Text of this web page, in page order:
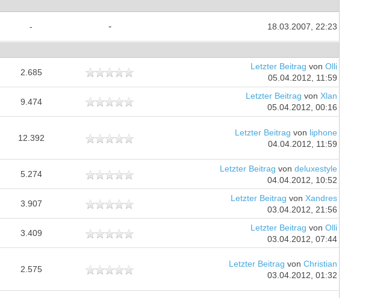
- - 18.03.2007, 22:23
2.685
Letzter Beitrag von Olli
05.04.2012, 11:59
9.474
Letzter Beitrag von Xlan
05.04.2012, 00:16
12.392
Letzter Beitrag von liphone
04.04.2012, 11:59
5.274
Letzter Beitrag von deluxestyle
04.04.2012, 10:52
3.907
Letzter Beitrag von Xandres
03.04.2012, 21:56
3.409
Letzter Beitrag von Olli
03.04.2012, 07:44
2.575
Letzter Beitrag von Christian
03.04.2012, 01:32